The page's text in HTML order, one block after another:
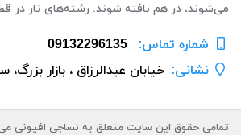
می‌شوند، در هم بافته شوند. رشته‌های تار در
شماره تماس‌:
09132296135
نشانی: خیابان عبدالرزاق ، بازار
تمامی حقوق این سایت متعلق به نساجی افیونی